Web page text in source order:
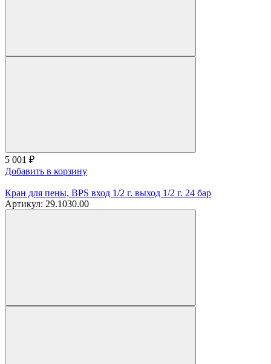
5 001 ₽
Добавить в корзину
Кран для пены, BPS вход 1/2 г. выход 1/2 г. 24 бар
Артикул: 29.1030.00